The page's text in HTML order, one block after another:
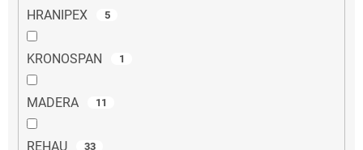
HRANIPEX 5
KRONOSPAN 1
MADERA 11
REHAU 33